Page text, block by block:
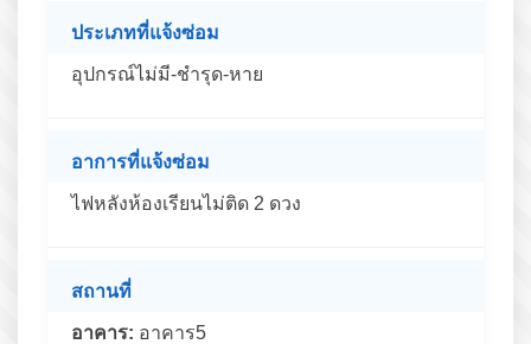
ประเภทที่แจ้งซ่อม
อุปกรณ์ไม่มี-ชำรุด-หาย
อาการที่แจ้งซ่อม
ไฟหลังห้องเรียนไม่ติด 2 ดวง
สถานที่
อาคาร: อาคาร5